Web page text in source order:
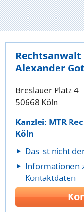
Rechtsanwalt
Alexander
Breslauer Platz 4
50668 Köln
Kanzlei: MTR
Köln
Das ist nicht
Informationen
Kontaktdaten